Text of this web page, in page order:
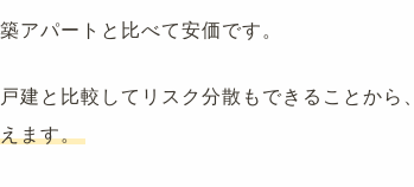
アパートと比べて安価です。
建と比較してリスク分散もできることから、
ます。